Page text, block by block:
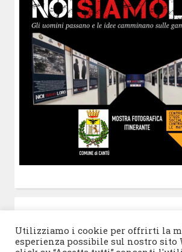
Utilizziamo i cookie per offrirti la
esperienza possibile sul nostro sito